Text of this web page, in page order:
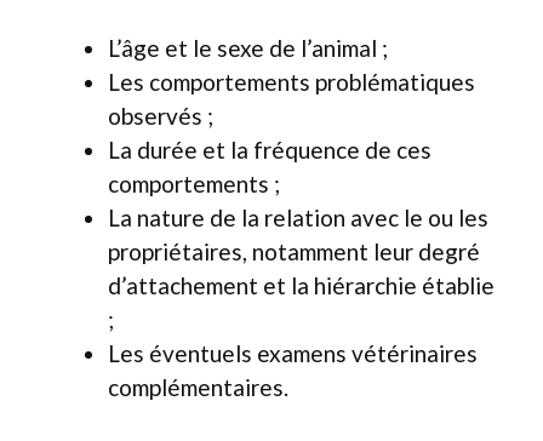
L’âge et le sexe de l’animal ;
Les comportements problématiques
observés ;
La durée et la fréquence de ces
comportements ;
La nature de la relation avec le ou les
propriétaires, notamment leur degré
d’attachement et la hiérarchie établie
;
Les éventuels examens vétérinaires
complémentaires.